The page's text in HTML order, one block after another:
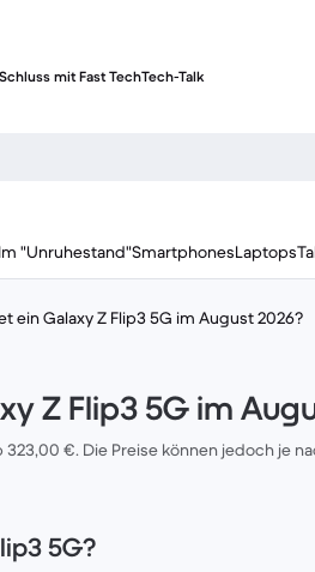
Schluss mit Fast TechTech-Talk
Im "Unruhestand"SmartphonesLaptops
ein Galaxy Z Flip3 5G im August 2026?
Z Flip3 5G im
€. Die Preise können jedoch je
5G?